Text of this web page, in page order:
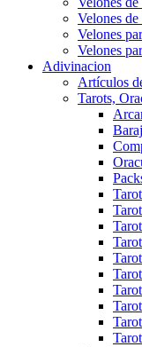
Velones de
Velones
Velones
Adivinacion
Artículos
Tarots,